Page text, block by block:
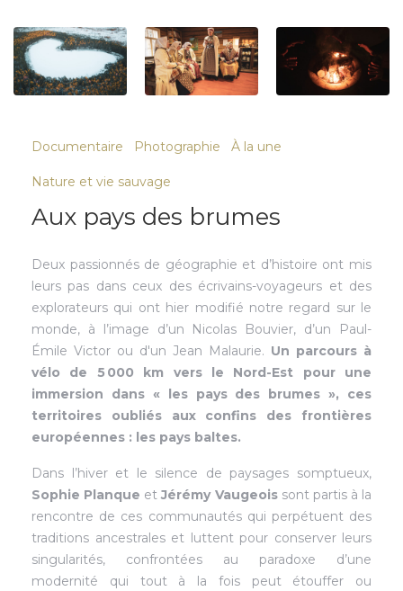
Documentaire Photographie À la une
Nature et vie sauvage
Aux pays des brumes
Deux passionnés de géographie et d’histoire ont mis
leurs pas dans ceux des écrivains-voyageurs et des
explorateurs qui ont hier modifié notre regard sur le
monde, à l’image d’un Nicolas Bouvier, d’un Paul-
Émile Victor ou d'un Jean Malaurie. Un parcours à
vélo de 5 000 km vers le Nord-Est pour une
immersion dans « les pays des brumes », ces
territoires oubliés aux confins des frontières
européennes : les pays baltes.
Dans l’hiver et le silence de paysages somptueux,
Sophie Planque etJérémy Vaugeoissont partis à la
rencontre de ces communautés qui perpétuent des
traditions ancestrales et luttent pour conserver leurs
singularités, confrontées au paradoxe d’une
modernité qui tout à la fois peut étouffer ou